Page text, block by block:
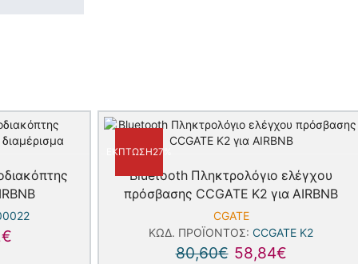
€
ΈΚΠΤΩΣΗ27%
Βluetooth Πληκτρολόγιο ελέγχου
πρόσβασης CCGATE K2 για AIRBNB
CGATE
ΚΩΔ. ΠΡΟΪΌΝΤΟΣ: CCGATE K2
80,60€ 58,84€